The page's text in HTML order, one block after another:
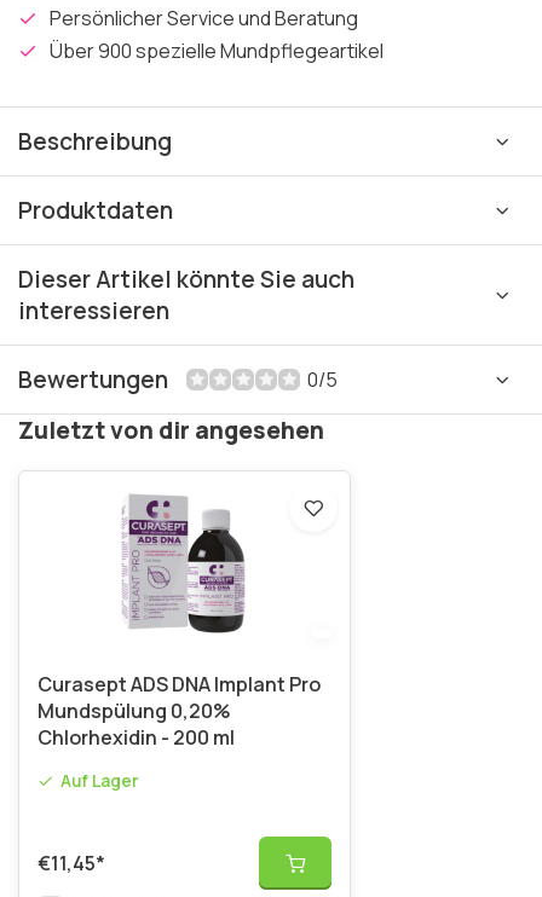
Persönlicher Service und Beratung
Über 900 spezielle Mundpflegeartikel
Beschreibung
Produktdaten
Dieser Artikel könnte Sie auch
interessieren
Bewertungen 0/5
Zuletzt von dir angesehen
Curasept ADS DNA Implant Pro
Mundspülung 0,20%
Chlorhexidin - 200 ml
Auf Lager
€11,45*